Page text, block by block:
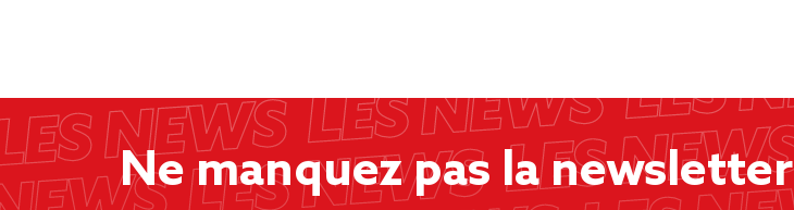
Ne manquez pas la newsletter